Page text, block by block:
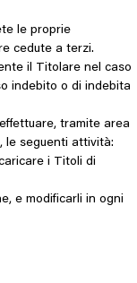
le proprie
cedute a terzi.
il Titolare nel caso
indebito o di indebita
tramite area
le seguenti attività:
i Titoli di
e modificarli in ogni